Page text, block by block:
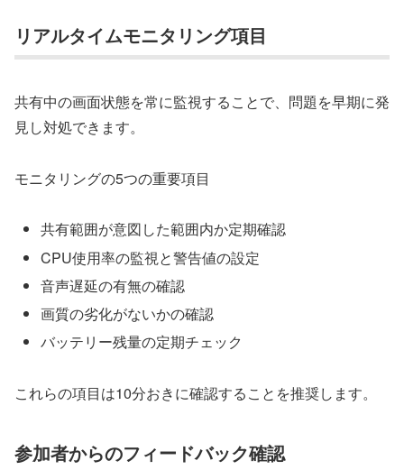
リアルタイムモニタリング項目
共有中の画面状態を常に監視することで、問題を早期に発
見し対処できます。
モニタリングの5つの重要項目
共有範囲が意図した範囲内か定期確認
CPU使用率の監視と警告値の設定
音声遅延の有無の確認
画質の劣化がないかの確認
バッテリー残量の定期チェック
これらの項目は10分おきに確認することを推奨します。
参加者からのフィードバック確認